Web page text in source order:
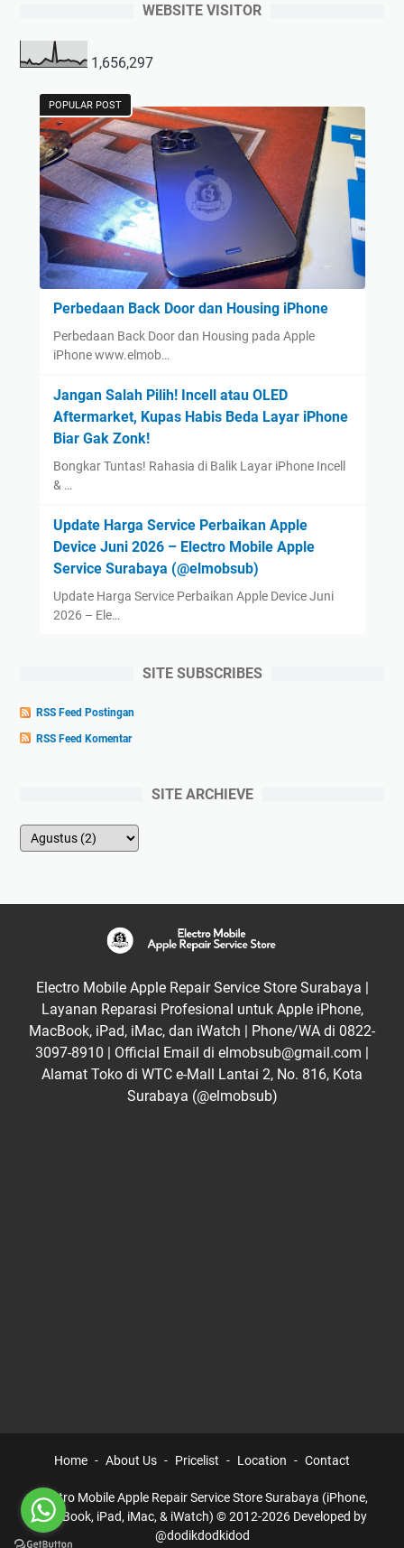
WEBSITE VISITOR
1,656,297
POPULAR POST
Perbedaan Back Door dan Housing iPhone
Perbedaan Back Door dan Housing pada Apple
iPhone www.elmob…
Jangan Salah Pilih! Incell atau OLED
Aftermarket, Kupas Habis Beda Layar iPhone
Biar Gak Zonk!
Bongkar Tuntas! Rahasia di Balik Layar iPhone Incell
& …
Update Harga Service Perbaikan Apple
Device Juni 2026 – Electro Mobile Apple
Service Surabaya (@elmobsub)
Update Harga Service Perbaikan Apple Device Juni
2026 – Ele…
SITE SUBSCRIBES
RSS Feed Postingan
RSS Feed Komentar
SITE ARCHIEVE
Electro Mobile Apple Repair Service Store Surabaya |
Layanan Reparasi Profesional untuk Apple iPhone,
MacBook, iPad, iMac, dan iWatch | Phone/WA di 0822-
3097-8910 | Official Email di elmobsub@gmail.com |
Alamat Toko di WTC e-Mall Lantai 2, No. 816, Kota
Surabaya (@elmobsub)
Home About Us Pricelist Location Contact
Electro Mobile Apple Repair Service Store Surabaya (iPhone,
MacBook, iPad, iMac, & iWatch) © 2012-2026 Developed by
@dodikdodkidod